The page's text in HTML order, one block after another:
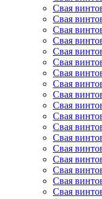
Свая
Свая
Свая
Свая
Свая
Свая
Свая
Свая
Свая
Свая
Свая
Свая
Свая
Свая
Свая
Свая
Свая
Свая